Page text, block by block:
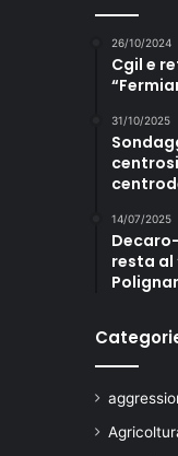
26/10/2024
Cgil e
31/10/2025
14/07/2025
resta al